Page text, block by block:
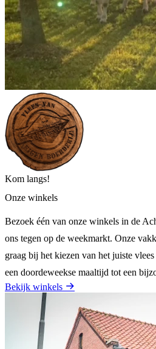
Kom langs!
Onze winkels
Bezoek één van onze winkels in de
ons tegen op de weekmarkt. Onze
graag bij het kiezen van het juiste
een doordeweekse maaltijd tot een
Bekijk winkels